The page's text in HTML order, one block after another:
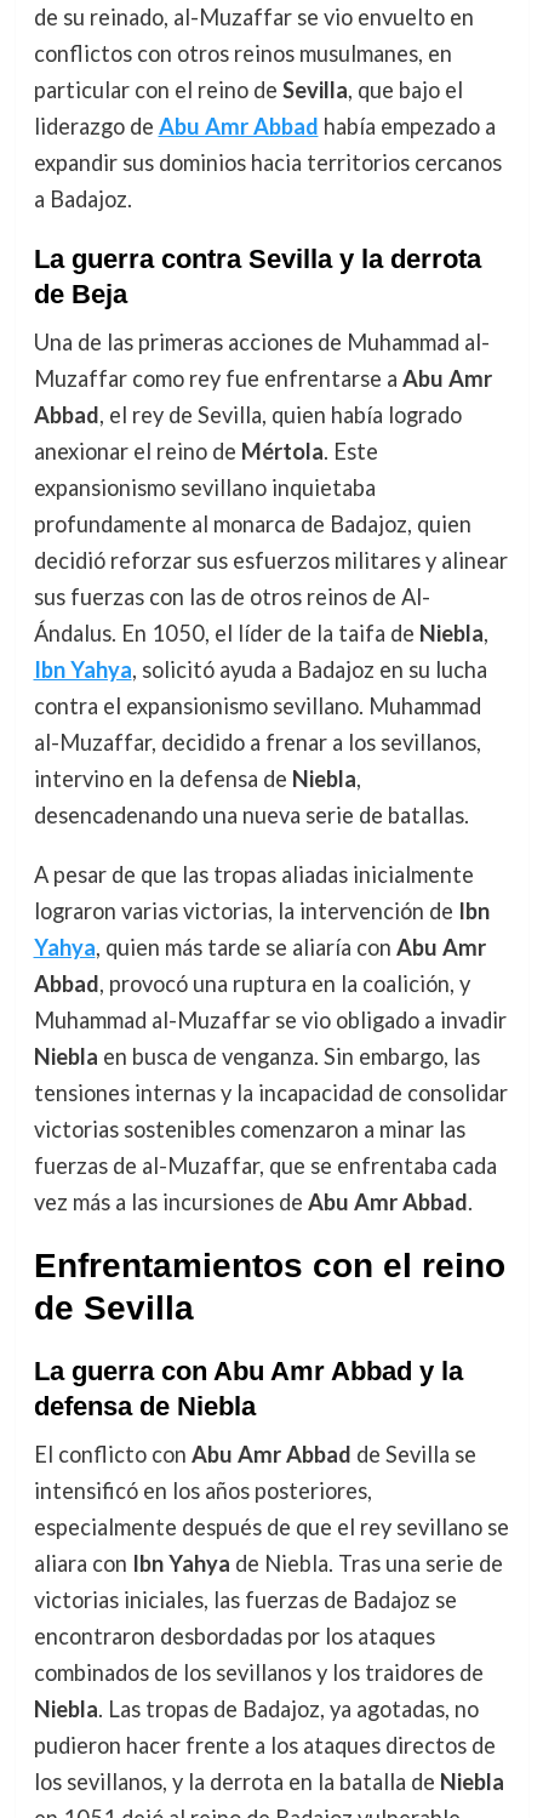
de su reinado, al-Muzaffar se vio envuelto en
conflictos con otros reinos musulmanes, en
particular con el reino de Sevilla, que bajo el
liderazgo de Abu Amr Abbad había empezado a
expandir sus dominios hacia territorios cercanos
a Badajoz.
La guerra contra Sevilla y la derrota
de Beja
Una de las primeras acciones de Muhammad al-
Muzaffar como rey fue enfrentarse a Abu Amr
Abbad, el rey de Sevilla, quien había logrado
anexionar el reino de Mértola. Este
expansionismo sevillano inquietaba
profundamente al monarca de Badajoz, quien
decidió reforzar sus esfuerzos militares y alinear
sus fuerzas con las de otros reinos de Al-
Ándalus. En 1050, el líder de la taifa de Niebla,
Ibn Yahya, solicitó ayuda a Badajoz en su lucha
contra el expansionismo sevillano. Muhammad
al-Muzaffar, decidido a frenar a los sevillanos,
intervino en la defensa de Niebla,
desencadenando una nueva serie de batallas.
A pesar de que las tropas aliadas inicialmente
lograron varias victorias, la intervención de Ibn
Yahya, quien más tarde se aliaría con Abu Amr
Abbad, provocó una ruptura en la coalición, y
Muhammad al-Muzaffar se vio obligado a invadir
Niebla en busca de venganza. Sin embargo, las
tensiones internas y la incapacidad de consolidar
victorias sostenibles comenzaron a minar las
fuerzas de al-Muzaffar, que se enfrentaba cada
vez más a las incursiones de Abu Amr Abbad.
Enfrentamientos con el reino
de Sevilla
La guerra con Abu Amr Abbad y la
defensa de Niebla
El conflicto con Abu Amr Abbad de Sevilla se
intensificó en los años posteriores,
especialmente después de que el rey sevillano se
aliara con Ibn Yahya de Niebla. Tras una serie de
victorias iniciales, las fuerzas de Badajoz se
encontraron desbordadas por los ataques
combinados de los sevillanos y los traidores de
Niebla. Las tropas de Badajoz, ya agotadas, no
pudieron hacer frente a los ataques directos de
los sevillanos, y la derrota en la batalla de Niebla